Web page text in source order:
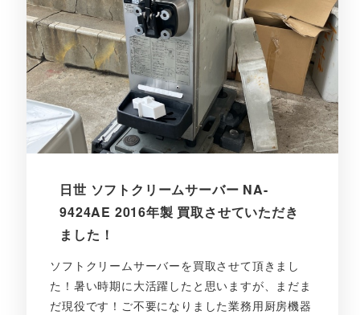
日世 ソフトクリームサーバー NA-
9424AE 2016年製 買取させていただき
ました！
ソフトクリームサーバーを買取させて頂きまし
た！暑い時期に大活躍したと思いますが、まだま
だ現役です！ご不要になりました業務用厨房機器